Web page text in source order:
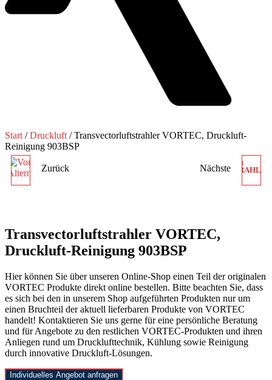
Start /Druckluft / Transvectorluftstrahler VORTEC, Druckluft-
Reinigung 903BSP
WIRBELROHRE 208 BSP-
DRUCKLUFT-KÜHLUNG
INDUSTRIE
Zurück TRANSVECTORLUFTSTRAHLER
REINIGUNG 904BSP
Nächste
Transvectorluftstrahler VORTEC,
Druckluft-Reinigung 903BSP
Hier können Sie über unseren Online-Shop einen Teil der originalen
VORTEC Produkte direkt online bestellen. Bitte beachten Sie, dass
es sich bei den in unserem Shop aufgeführten Produkten nur um
einen Bruchteil der aktuell lieferbaren Produkte von VORTEC
handelt! Kontaktieren Sie uns gerne für eine persönliche Beratung
und für Angebote zu den restlichen VORTEC-Produkten und ihren
Anliegen rund um Drucklufttechnik, Kühlung sowie Reinigung
durch innovative Druckluft-Lösungen.
Individuelles Angebot anfragen